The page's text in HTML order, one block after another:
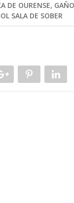
DE OURENSE,
SALA DE SOBER